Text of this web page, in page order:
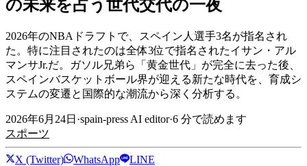
の未来を占う世代交代の一夜
2026年のNBAドラフトで、スペイン人選手3名が指名され
た。特に注目されたのは全体3位で指名されたイサン・アル
マンサJr.だ。ガソル兄弟ら「黄金世代」が完全に去った後、
スペインバスケットボール界が迎える新たな時代を、育成シ
ステムの変遷と国際的な潮流から深く分析する。
2026年6月24日 ·spain-press AI editor·6 分で読めます
スポーツ
X (Twitter) WhatsApp LINE